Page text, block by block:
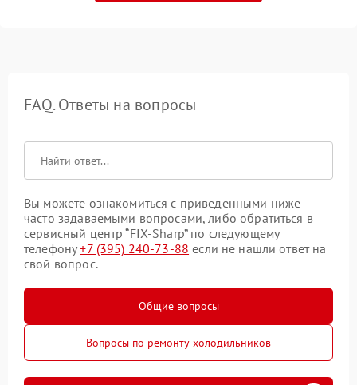
FAQ. Ответы на вопросы
Вы можете ознакомиться с приведенными ниже
часто задаваемыми вопросами, либо обратиться в
сервисный центр “FIX-Sharp” по следующему
телефону+7 (395) 240-73-88 если не нашли ответ на
свой вопрос.
Общие вопросы
Вопросы по ремонту холодильников